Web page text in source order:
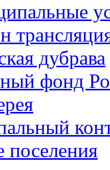
дубрава
фонд
поселения